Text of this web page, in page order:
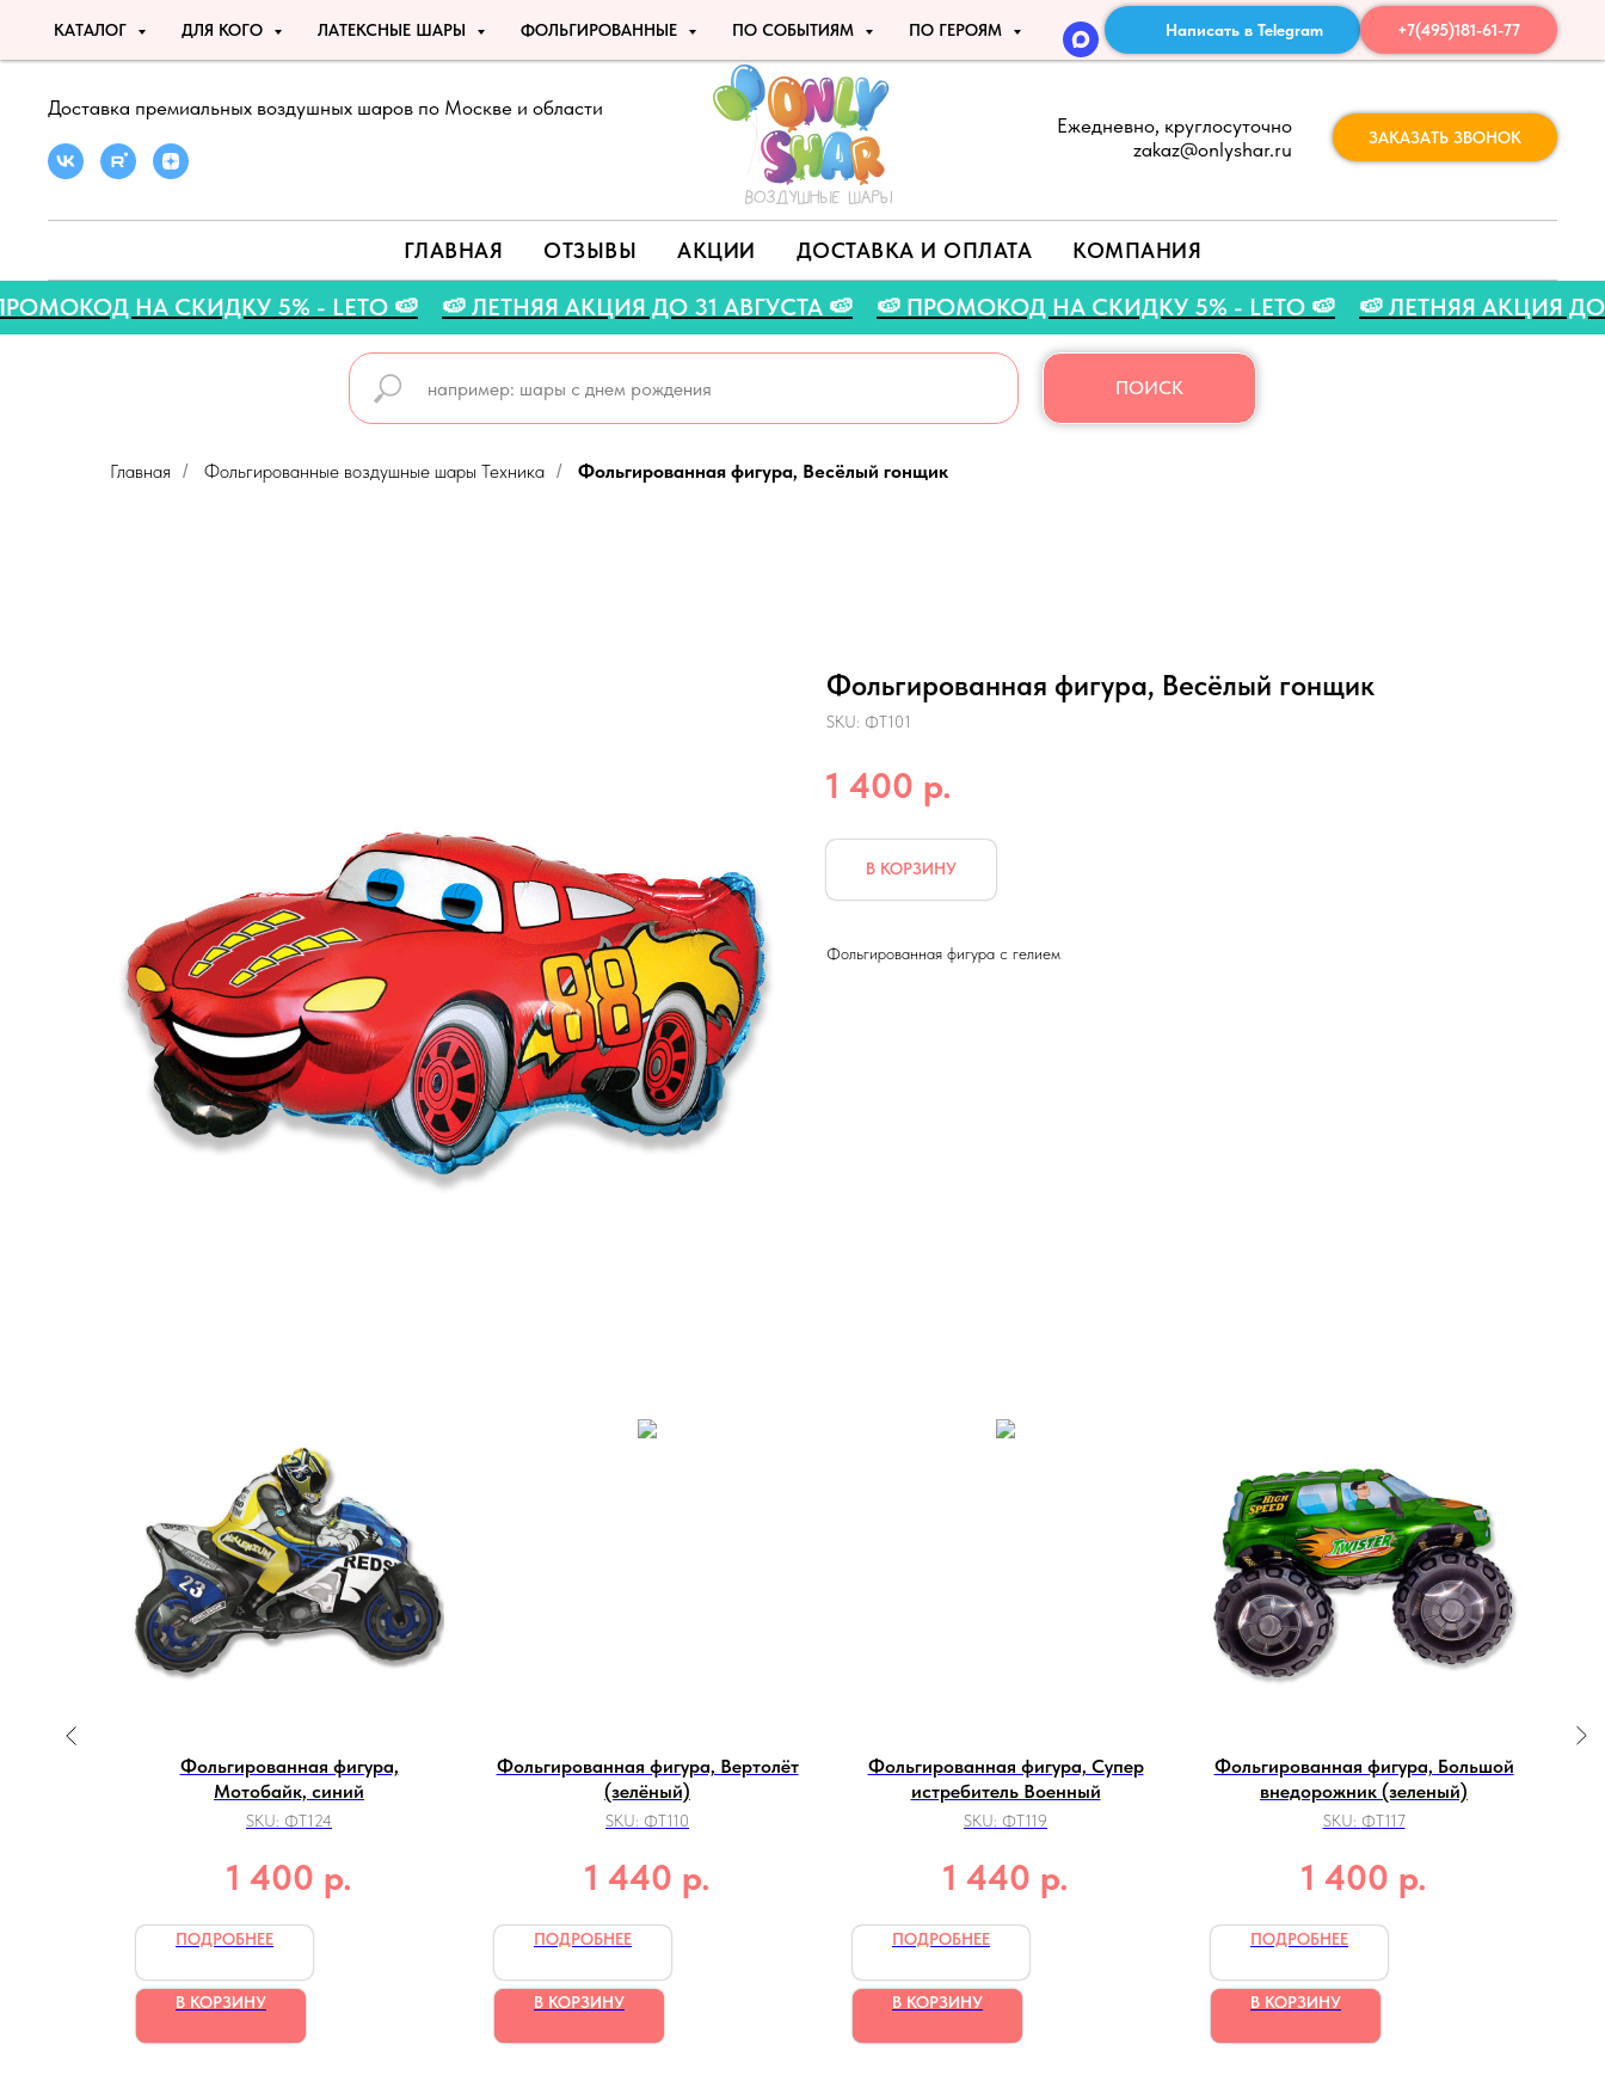
КАТАЛОГ ДЛЯ КОГО ЛАТЕКСНЫЕ ШАРЫ ФОЛЬГИРОВАННЫЕ ПО СОБЫТИЯМ ПО ГЕРОЯМ Написать в Telegram +7(495)181-61-77
Доставка премиальных воздушных шаров по Москве и области
Ежедневно, круглосуточно
zakaz@onlyshar.ru
ЗАКАЗАТЬ ЗВОНОК
ГЛАВНАЯ ОТЗЫВЫ АКЦИИ ДОСТАВКА И ОПЛАТА КОМПАНИЯ
🍉 ПРОМОКОД НА СКИДКУ 5% - LETO 🍉 🍉 ЛЕТНЯЯ АКЦИЯ ДО 31 АВГУСТА 🍉 🍉 ПРОМОКОД НА СКИДКУ 5% - LETO 🍉 🍉 ЛЕТНЯЯ
ПОИСК
Главная / Фольгированные воздушные шары Техника / Фольгированная фигура, Весёлый гонщик
Фольгированная фигура, Весёлый гонщик
SKU: ФТ101
1 400 р.
В КОРЗИНУ
Фольгированная фигура с гелием
Фольгированная фигура,
Мотобайк, синий
SKU: ФТ124
1 400 р.
ПОДРОБНЕЕ
В КОРЗИНУ
Фольгированная фигура, Вертолёт
(зелёный)
SKU: ФТ110
1 440 р.
ПОДРОБНЕЕ
В КОРЗИНУ
Фольгированная фигура, Супер
истребитель Военный
SKU: ФТ119
1 440 р.
ПОДРОБНЕЕ
В КОРЗИНУ
Фольгированная фигура, Большой
внедорожник (зеленый)
SKU: ФТ117
1 400 р.
ПОДРОБНЕЕ
В КОРЗИНУ